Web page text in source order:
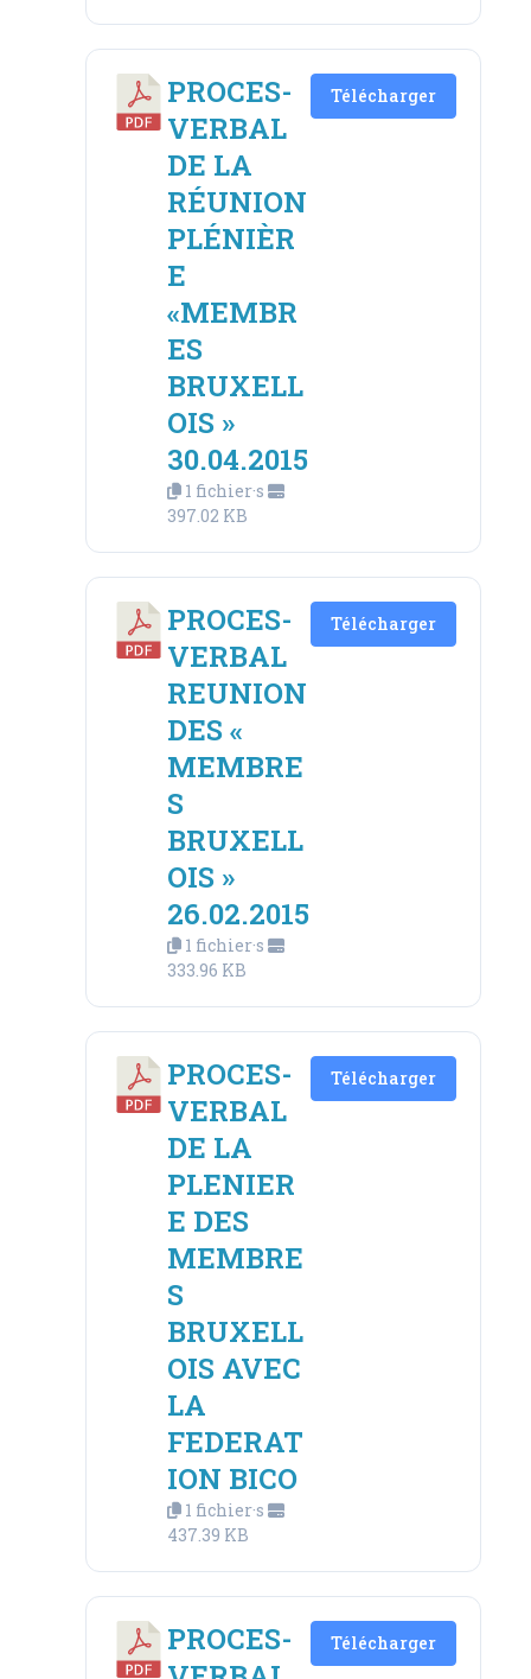
PROCES-
VERBAL
DE LA
RÉUNION
PLÉNIÈR
E
«MEMBR
ES
BRUXELL
OIS »
30.04.2015
1 fichier·s
397.02 KB
Télécharger
PROCES-
VERBAL
REUNION
DES «
MEMBRE
S
BRUXELL
OIS »
26.02.2015
1 fichier·s
333.96 KB
Télécharger
PROCES-
VERBAL
DE LA
PLENIER
E DES
MEMBRE
S
BRUXELL
OIS AVEC
LA
FEDERAT
ION BICO
1 fichier·s
437.39 KB
Télécharger
PROCES-
Télécharger